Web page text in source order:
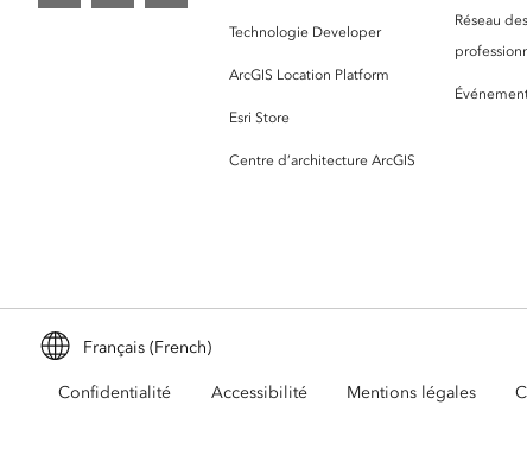
Technologie Developer
ArcGIS Location Platform
Esri Store
Centre d’architecture ArcGIS
Réseau
Français (French)
Confidentialité Accessibilité Mentions légales